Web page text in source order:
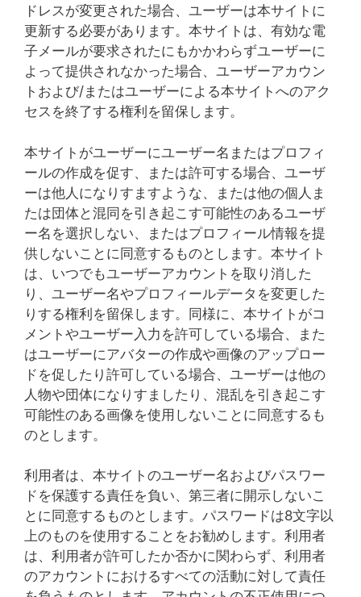
ドレスが変更された場合、ユーザーは本サイトに
更新する必要があります。本サイトは、有効な電
子メールが要求されたにもかかわらずユーザーに
よって提供されなかった場合、ユーザーアカウン
トおよび/またはユーザーによる本サイトへのアク
セスを終了する権利を留保します。
本サイトがユーザーにユーザー名またはプロフィ
ールの作成を促す、または許可する場合、ユーザ
ーは他人になりすますような、または他の個人ま
たは団体と混同を引き起こす可能性のあるユーザ
ー名を選択しない、またはプロフィール情報を提
供しないことに同意するものとします。本サイト
は、いつでもユーザーアカウントを取り消した
り、ユーザー名やプロフィールデータを変更した
りする権利を留保します。同様に、本サイトがコ
メントやユーザー入力を許可している場合、また
はユーザーにアバターの作成や画像のアップロー
ドを促したり許可している場合、ユーザーは他の
人物や団体になりすましたり、混乱を引き起こす
可能性のある画像を使用しないことに同意するも
のとします。
利用者は、本サイトのユーザー名およびパスワー
ドを保護する責任を負い、第三者に開示しないこ
とに同意するものとします。パスワードは8文字以
上のものを使用することをお勧めします。利用者
は、利用者が許可したか否かに関わらず、利用者
のアカウントにおけるすべての活動に対して責任